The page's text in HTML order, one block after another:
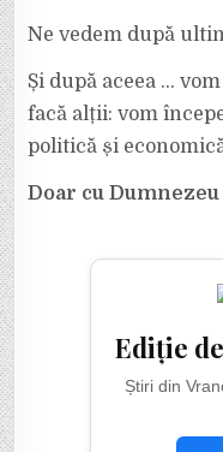
Ne vedem după
Și după aceea …
facă alții: vom
politică și
Doar cu
Ediție
Știri din